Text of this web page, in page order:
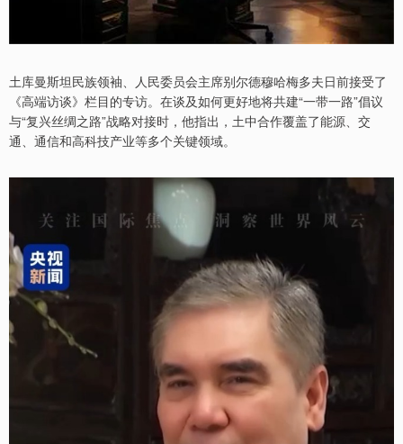
土库曼斯坦民族领袖、人民委员会主席别尔德穆哈梅多夫日前接受了
《高端访谈》栏目的专访。在谈及如何更好地将共建“一带一路”倡议
与“复兴丝绸之路”战略对接时，他指出，土中合作覆盖了能源、交
通、通信和高科技产业等多个关键领域。